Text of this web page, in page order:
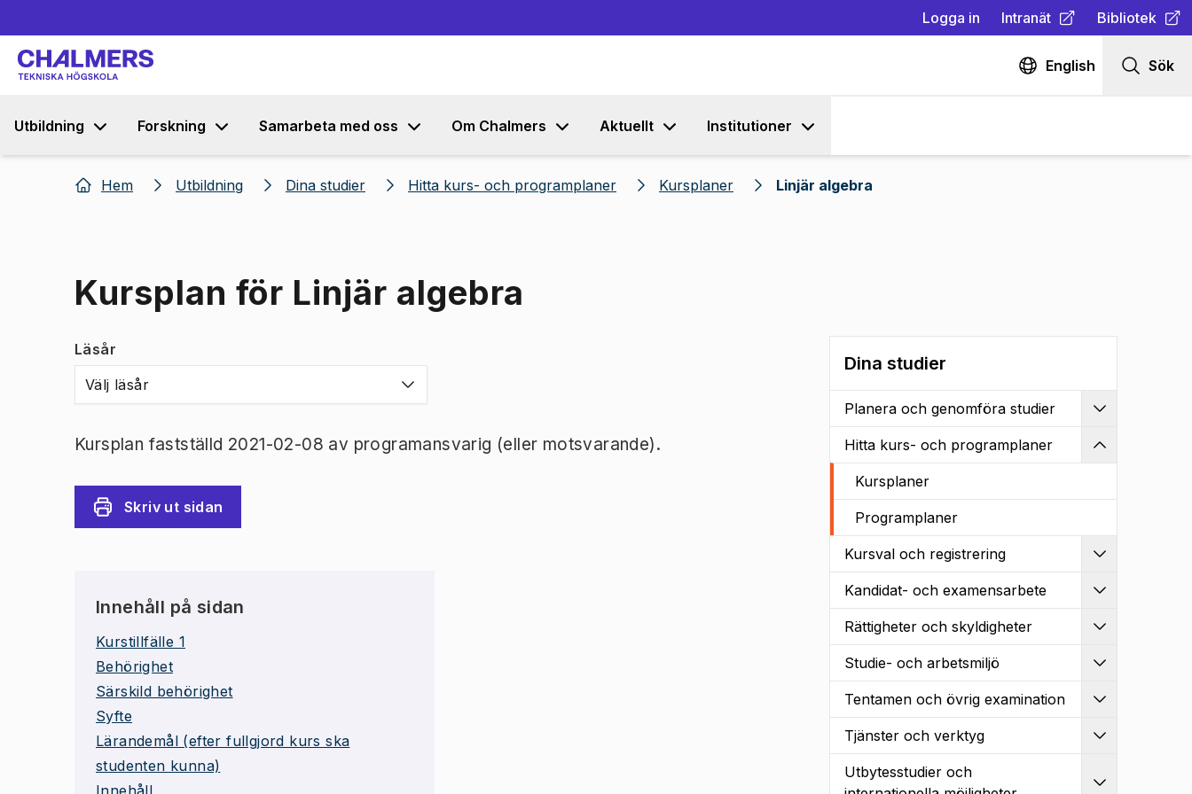
Logga in Intranät
(Öppnas i ny flik)
Bibliotek
(Öppnas i ny
English Sök
Utbildning Forskning Samarbeta med oss Om Chalmers Aktuellt Institutioner
Hem Utbildning Dina studier Hitta kurs- och programplaner Kursplaner Linjär algebra
Kursplan för Linjär algebra
Läsår
Välj läsår
Kursplan fastställd 2021-02-08 av programansvarig (eller motsvarande).
Skriv ut sidan
Innehåll på sidan
Kurstillfälle 1
Behörighet
Särskild behörighet
Syfte
Lärandemål (efter fullgjord kurs ska
studenten kunna)
Innehåll
Dina studier
Planera och genomföra studier
Hitta kurs- och programplaner
Kursplaner
Programplaner
Kursval och registrering
Kandidat- och examensarbete
Rättigheter och skyldigheter
Studie- och arbetsmiljö
Tentamen och övrig examination
Tjänster och verktyg
Utbytesstudier och